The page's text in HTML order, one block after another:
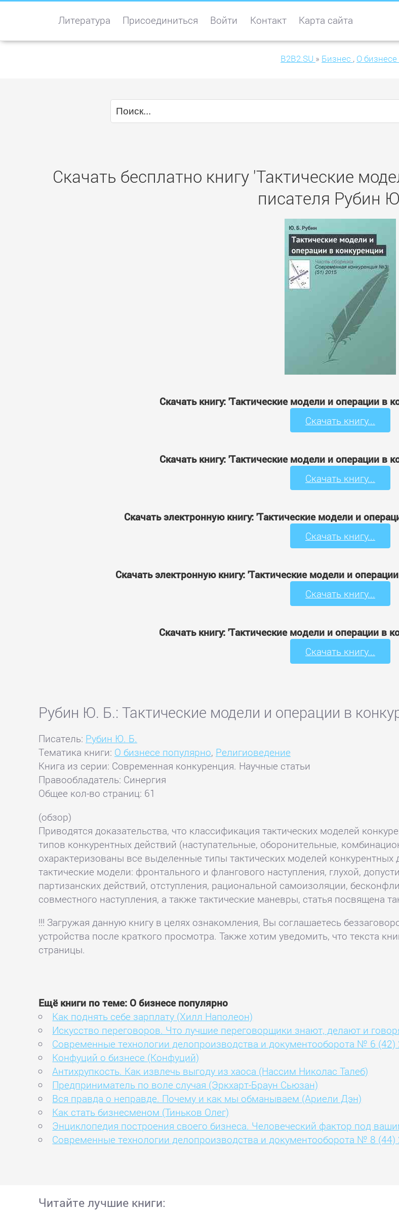
Литература Присоединиться Войти Контакт Карта сайта
B2B2.SU » Бизнес , О
Скачать бесплатно книгу 'Тактические
писателя Рубин
Скачать книгу: 'Тактические модели и операции в
Скачать книгу...
Скачать книгу: 'Тактические модели и операции в
Скачать книгу...
Скачать электронную книгу: 'Тактические модели и
Скачать книгу...
Скачать электронную книгу: 'Тактические модели и
Скачать книгу...
Скачать книгу: 'Тактические модели и операции в
Скачать книгу...
Рубин Ю. Б.: Тактические модели и операции в
Писатель: Рубин Ю. Б.
Тематика книги: О бизнесе популярно, Религиоведение
Книга из серии: Современная конкуренция. Научные статьи
Правообладатель: Синергия
Общее кол-во страниц: 61
(обзор)
Приводятся доказательства, что классификация тактических моделей
типов конкурентных действий (наступательные, оборонительные,
охарактеризованы все выделенные типы тактических моделей
тактические модели: фронтального и флангового наступления, глухой,
партизанских действий, отступления, рациональной самоизоляции,
совместного наступления, а также тактические маневры, статья посвящена
!!! Загружая данную книгу в целях ознакомления, Вы соглашаетесь
устройства после краткого просмотра. Также хотим уведомить, что текста
страницы.
Ещё книги по теме: О бизнесе популярно
Как поднять себе зарплату (Хилл Наполеон)
Искусство переговоров. Что лучшие переговорщики знают, делают и
Современные технологии делопроизводства и документооборота № 6
Конфуций о бизнесе (Конфуций)
Антихрупкость. Как извлечь выгоду из хаоса (Нассим Николас Талеб)
Предприниматель по воле случая (Эркхарт-Браун Сьюзан)
Вся правда о неправде. Почему и как мы обманываем (Ариели Дэн)
Как стать бизнесменом (Тиньков Олег)
Энциклопедия построения своего бизнеса. Человеческий фактор под
Современные технологии делопроизводства и документооборота № 8
Читайте лучшие книги: